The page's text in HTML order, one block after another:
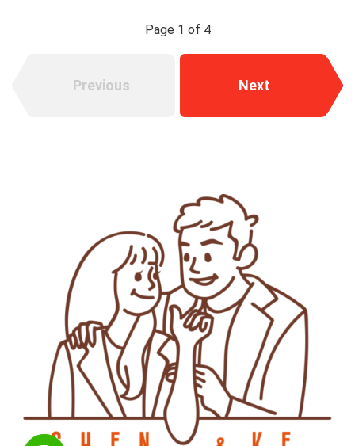
Page 1 of 4
Previous Next